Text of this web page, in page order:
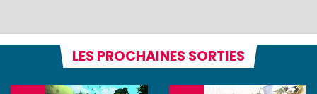
LES PROCHAINES SORTIES